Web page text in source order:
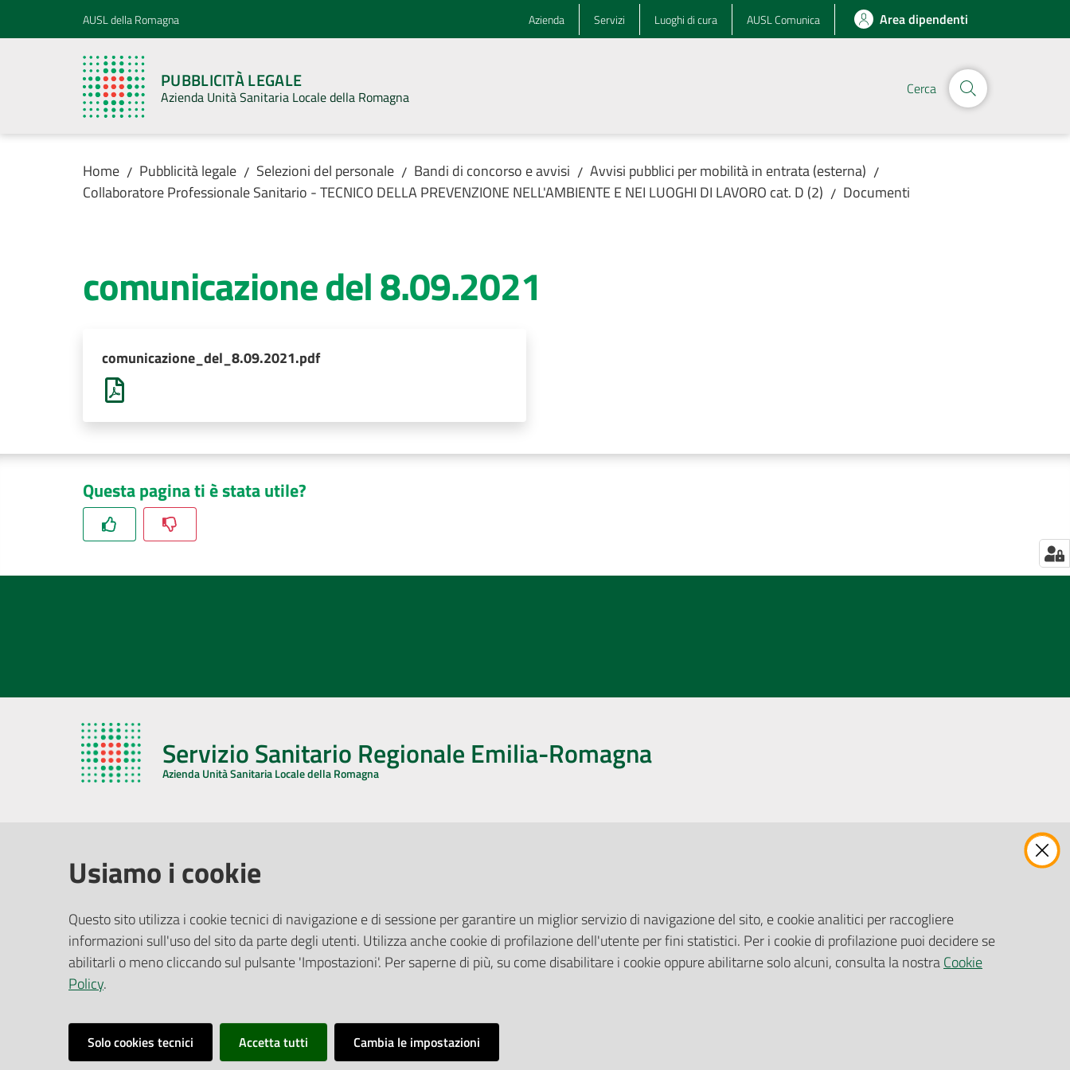
Vai al contenuto
Vai alla navigazioneAUSL della Romagna Azienda Servizi Luoghi di cura AUSL Comunica Area dipendenti
PUBBLICITÀ LEGALE
Azienda Unità Sanitaria Locale della Romagna Cerca
Home / Pubblicità legale / Selezioni del personale / Bandi di concorso e avvisi / Avvisi pubblici per mobilità in entrata (esterna) /
Collaboratore Professionale Sanitario - TECNICO DELLA PREVENZIONE NELL'AMBIENTE E NEI LUOGHI DI LAVORO cat. D (2) / Documenti
comunicazione del 8.09.2021
comunicazione_del_8.09.2021.pdf
Questa pagina ti è stata utile?
Servizio Sanitario Regionale Emilia-Romagna
Azienda Unità Sanitaria Locale della Romagna
Via De Gasperi, 8 - 48121 Ravenna (RA)
CF/P.IVA:02483810392
PEC:
azienda@pec.auslromagna.it
Ufficio Relazioni con il Pubblico
Riferimenti per la Stampa
Pubblicità legale
Albo Pretorio
Privacy Policy
Attuazione Misure PNRR
Gare e Appalti
Richiesta Patrocinio
Usiamo i cookie
Questo sito utilizza i cookie tecnici di navigazione e di sessione per garantire un miglior servizio di navigazione del sito, e cookie analitici per raccogliere
informazioni sull'uso del sito da parte degli utenti. Utilizza anche cookie di profilazione dell'utente per fini statistici. Per i cookie di profilazione puoi decidere se
abilitarli o meno cliccando sul pulsante 'Impostazioni'. Per saperne di più, su come disabilitare i cookie oppure abilitarne solo alcuni, consulta la nostraCookie
Policy.
Solo cookies tecnici Accetta tutti Cambia le impostazioni